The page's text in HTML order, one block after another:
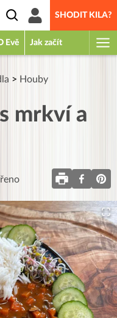
SHODIT KILA?
Evě Jak začít
> Houby
mrkví a